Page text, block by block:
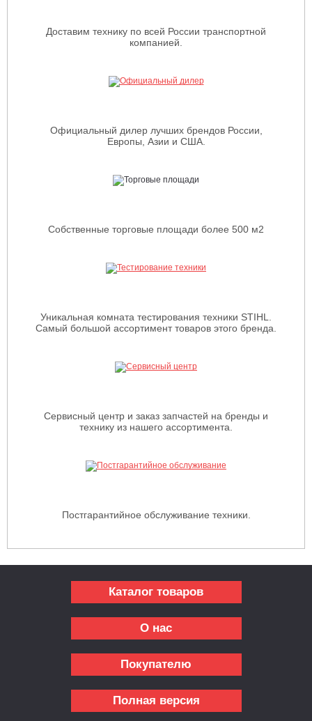
Доставим технику по всей России транспортной
компанией.
Официальный дилер лучших брендов России,
Европы, Азии и США.
Собственные торговые площади более 500 м2
Уникальная комната тестирования техники STIHL.
Самый большой ассортимент товаров этого бренда.
Сервисный центр и заказ запчастей на бренды и
технику из нашего ассортимента.
Постгарантийное обслуживание техники.
Каталог товаров
О нас
Покупателю
Полная версия